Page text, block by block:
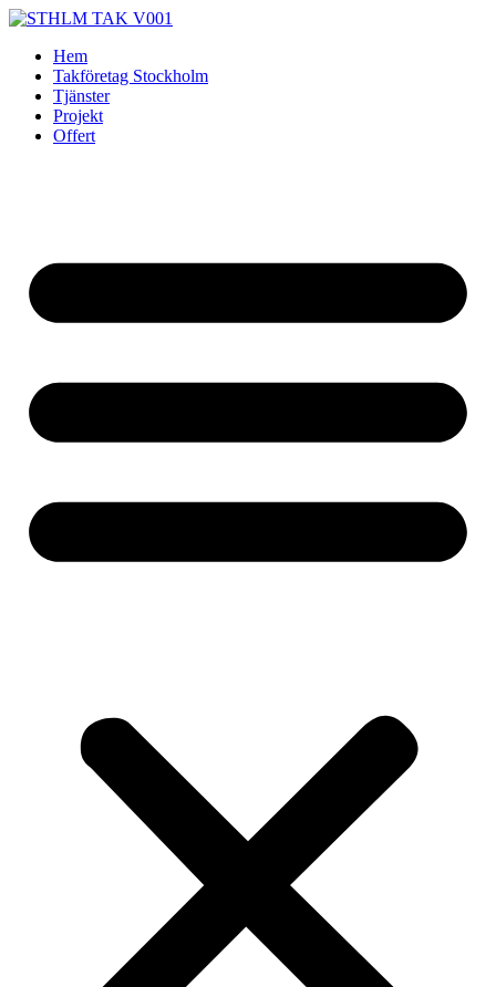
Skip
contentHem
Takföretag Stockholm
Tjänster
Projekt
Offert